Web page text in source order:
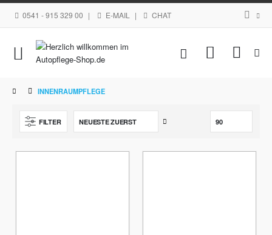
0541 - 915 329 00 | E-MAIL | CHAT
Navigation
umschalten
Mein
INNENRAUMPFLEGE
FILTER